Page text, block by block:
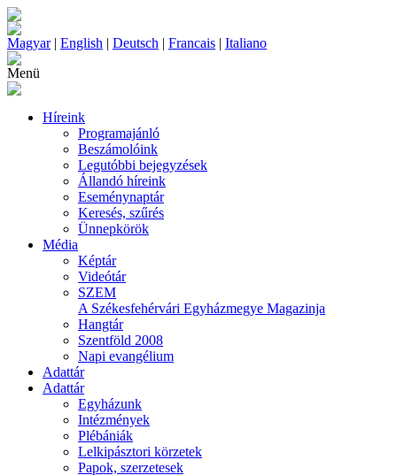
Magyar| English | Deutsch | Francais | Italiano
Menü
Híreink
Programajánló
Beszámolóink
Legutóbbi bejegyzések
Állandó híreink
Eseménynaptár
Keresés, szűrés
Ünnepkörök
Média
Képtár
Videótár
SZEM
A Székesfehérvári Egyházmegye Magazinja
Hangtár
Szentföld 2008
Napi evangélium
Adattár
Adattár
Egyházunk
Intézmények
Plébániák
Lelkipásztori körzetek
Papok, szerzetesek